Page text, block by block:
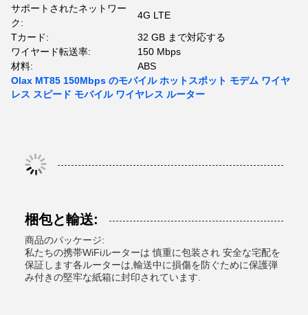
サポートされたネットワー
ク:
4G LTE
Tカード:
32 GB まで対応する
ワイヤード転送率:
150 Mbps
材料:
ABS
Olax MT85 150Mbps のモバイル ホットスポット モデム ワイヤ
レス スピード モバイル ワイヤレス ルーター
梱包と輸送:
商品のパッケージ:
私たちの携帯WiFiルーターは 慎重に包装され 安全な宅配を
保証します各ルーターは,輸送中に損傷を防ぐために保護弾
み付きの堅牢な紙箱に封印されています.